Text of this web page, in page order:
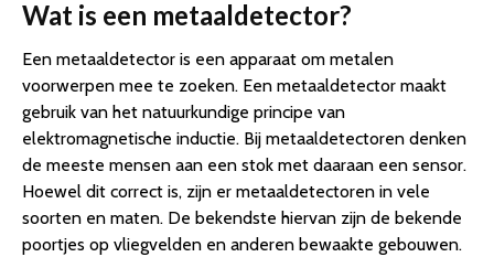
Wat is een metaaldetector?
Een metaaldetector is een apparaat om metalen
voorwerpen mee te zoeken. Een metaaldetector maakt
gebruik van het natuurkundige principe van
elektromagnetische inductie. Bij metaaldetectoren denken
de meeste mensen aan een stok met daaraan een sensor.
Hoewel dit correct is, zijn er metaaldetectoren in vele
soorten en maten. De bekendste hiervan zijn de bekende
poortjes op vliegvelden en anderen bewaakte gebouwen.